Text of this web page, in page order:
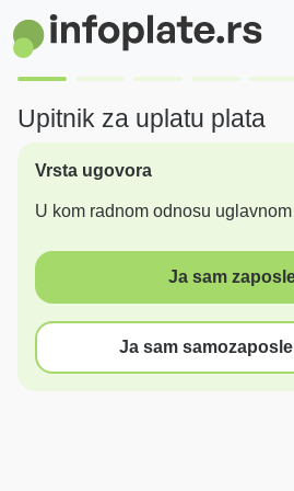
Upitnik za uplatu plata
Vrsta ugovora
U kom radnom odnosu
Ja sam
Ja sam